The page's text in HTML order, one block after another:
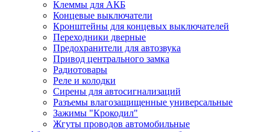
Клеммы для АКБ
Концевые выключатели
Кронштейны для концевых выключателей
Переходники дверные
Предохранители для автозвука
Привод центрального замка
Радиотовары
Реле и колодки
Сирены для автосигнализаций
Разъемы влагозащищенные универсальные
Зажимы "Крокодил"
Жгуты проводов автомобильные